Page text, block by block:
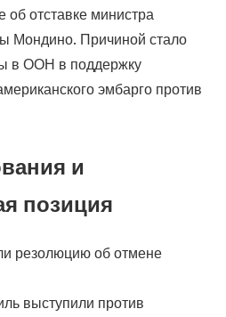
отставке министра
Мондино. Причиной стало
в ООН в поддержку
эмбарго против
и
позиция
резолюцию об отмене
выступили против